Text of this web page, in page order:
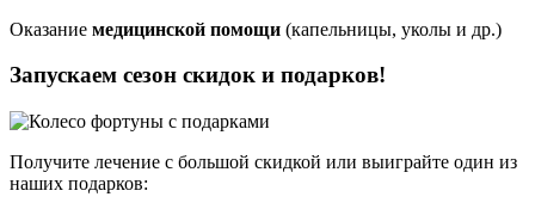
Оказание медицинской помощи (капельницы, уколы и др.)
Запускаем сезон скидок и подарков!
Получите лечение с большой скидкой или выиграйте один из
наших подарков: